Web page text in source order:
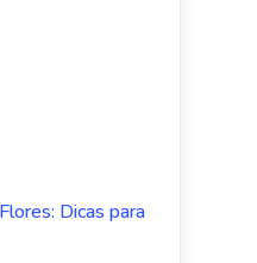
Dicas para